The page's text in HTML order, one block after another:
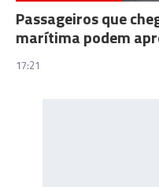
Passageiros que
marítima podem
17:21